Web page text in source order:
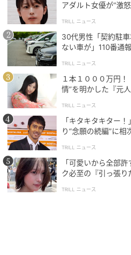
アダルト女優が“激
TRILL ニュース
30代男性「契約駐
ない車が」110番通
TRILL ニュース
１本１０００万円
情”を明かした『元
TRILL ニュース
「キタキタキター
り“念願の続編”に相
TRILL ニュース
「可愛いから全部
ク必至の『引っ張り
TRILL ニュース